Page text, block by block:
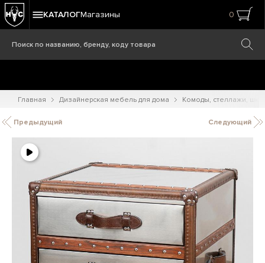
КАТАЛОГМагазины 0
Главная Дизайнерская мебель для дома Комоды, стеллажи,
Предыдущий Следующий